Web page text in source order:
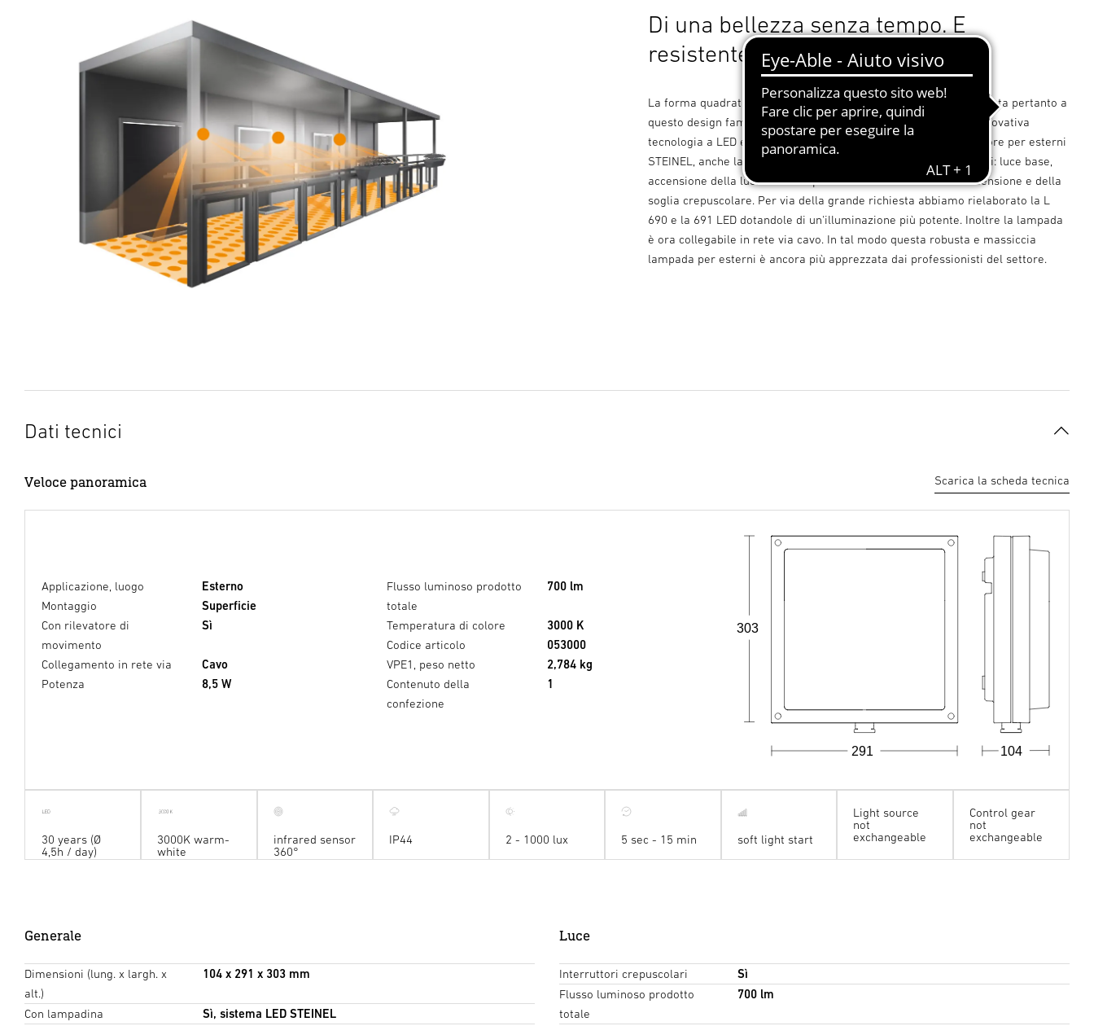
Di una bellezza senza tempo. E
resistente.
La forma quadrata è tra le preferite nelle abitazioni. STEINEL punta pertanto a
questo design familiare, così gradito a tutti. E lo integra con l'innovativa
tecnologia a LED e a sensori. Come tutte le lampade LED a sensore per esterni
STEINEL, anche la L 690 S offre una gamma completa di funzioni: luce base,
accensione della luce soft e impostazione della durata dell'accensione e della
soglia crepuscolare. Per via della grande richiesta abbiamo rielaborato la L
690 e la 691 LED dotandole di un'illuminazione più potente. Inoltre la lampada
è ora collegabile in rete via cavo. In tal modo questa robusta e massiccia
lampada per esterni è ancora più apprezzata dai professionisti del settore.
Dati tecnici
Veloce panoramica Scarica la scheda tecnica
Applicazione, luogo
Esterno
Montaggio
Superficie
Con rilevatore di
movimento
Sì
Collegamento in rete via
Cavo
Potenza
8,5 W
Flusso luminoso prodotto
totale
700 lm
Temperatura di colore
3000 K
Codice articolo
053000
VPE1, peso netto
2,784 kg
Contenuto della
confezione
1
291 104
303
30 years (Ø
4,5h / day)
3000K warm-
white
infrared sensor
360°
IP44 2 - 1000 lux 5 sec - 15 min soft light start
Light source
not
exchangeable
Control gear
not
exchangeable
Generale
Dimensioni (lung. x largh. x
alt.)
104 x 291 x 303 mm
Con lampadina
Sì, sistema LED STEINEL
Luce
Interruttori crepuscolari
Sì
Flusso luminoso prodotto
totale
700 lm